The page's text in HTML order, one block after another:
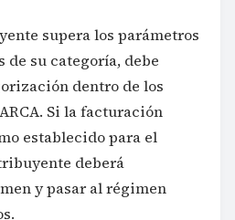
supera los parámetros
su categoría, debe
dentro de los
Si la facturación
establecido para el
deberá
y pasar al régimen